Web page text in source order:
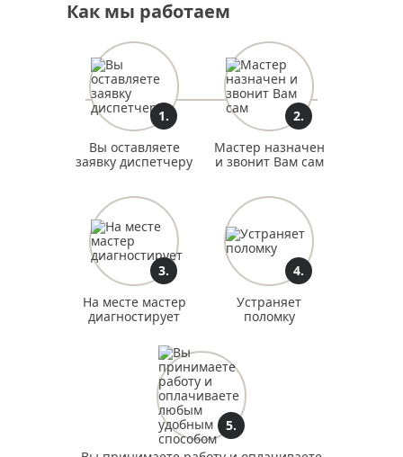
реставрация белой двери
услуги реставрации дверей
реставрация дверей мдф
реставрация шпонированных дверей
реставрация двери со стеклом
реставрация стекол двери
реставрация дверей лаком
реставрация сталинских дверей
реставрация советских дверей
реставрация комнатных дверей
реставрация ванной двери
реставрация дверей
восстановление покрытия двери
Как мы работаем
1.
Вы оставляете
заявку диспетчеру
2.
Мастер назначен
и звонит Вам сам
3.
На месте мастер
диагностирует
4.
Устраняет
поломку
5.